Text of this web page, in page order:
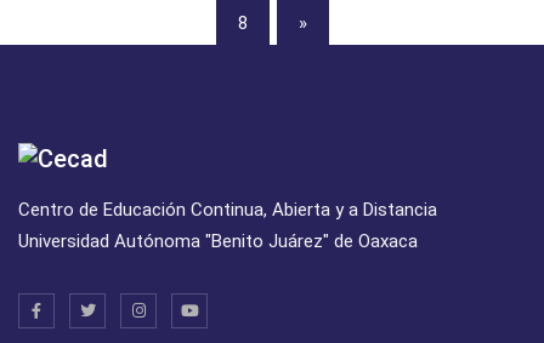
8 »
Centro de Educación Continua, Abierta y a Distancia
Universidad Autónoma "Benito Juárez" de Oaxaca